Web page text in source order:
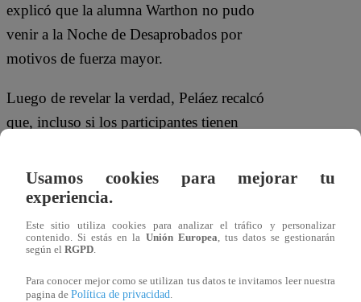
explicó que la alumna Warthon no pudo
venir a la Noche de Desaprobados por
motivos de fuerza mayor.
Luego de revelar la verdad, Peláez recalcó
que, incluso si los participantes tienen
“¡Las reglas se respetan! Como tiene
que ser”,afirmó Luigi. Así, solo dos
estudiantes lograrán aprobar y pasar al
siguiente ciclo, mientras que los otros tres
continuar en“El Gran Chef Famosos”
Usamos cookies para mejorar tu
experiencia.
Este sitio utiliza cookies para analizar el tráfico y personalizar
contenido. Si estás en la Unión Europea, tus datos se gestionarán
según el RGPD.
Para conocer mejor como se utilizan tus datos te invitamos leer nuestra
pagina de Política de privacidad.